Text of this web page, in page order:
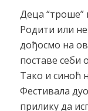
Деца “троше”
Родити или
дођосмо на
поставе себи
Тако и синоћ
Фестивала
прилику да